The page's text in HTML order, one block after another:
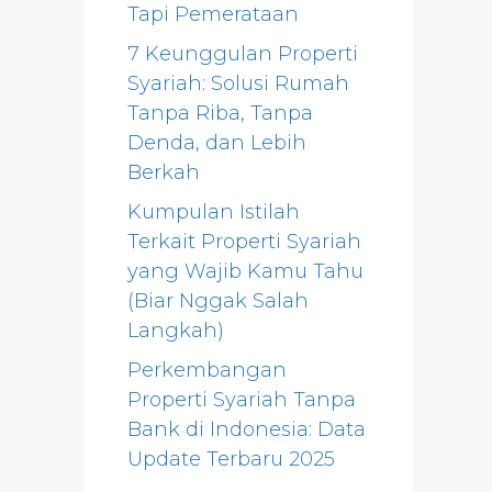
Tapi Pemerataan
7 Keunggulan Properti
Syariah: Solusi Rumah
Tanpa Riba, Tanpa
Denda, dan Lebih
Berkah
Kumpulan Istilah
Terkait Properti Syariah
yang Wajib Kamu Tahu
(Biar Nggak Salah
Langkah)
Perkembangan
Properti Syariah Tanpa
Bank di Indonesia: Data
Update Terbaru 2025